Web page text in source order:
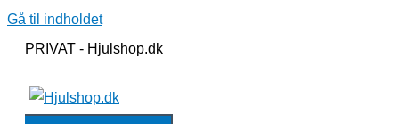
Gå til indholdet
PRIVAT - Hjulshop.dk